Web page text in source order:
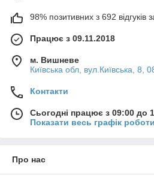
98% позитивних з 692 відгуків
Працює з 09.11.2018
м. Вишневе
Київська обл, вул.Київська, 8,
Контакти
Сьогодні працює з 09:00 до
Показати весь графік роботи
Про нас